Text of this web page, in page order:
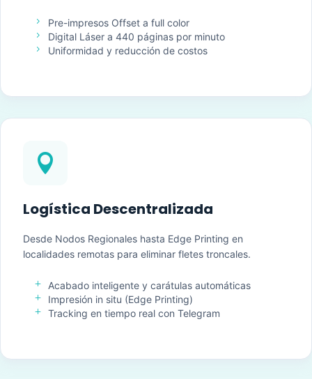
5 Pre-impresos Offset a full color
5 Digital Láser a 440 páginas por minuto
5 Uniformidad y reducción de costos

Logística Descentralizada
Desde Nodos Regionales hasta Edge Printing en
localidades remotas para eliminar fletes troncales.
L Acabado inteligente y carátulas automáticas
L Impresión in situ (Edge Printing)
L Tracking en tiempo real con Telegram